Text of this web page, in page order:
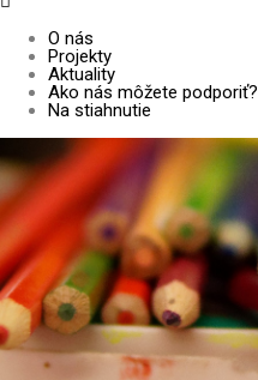
O nás
Projekty
Aktuality
Ako nás môžete podporiť?
Na stiahnutie